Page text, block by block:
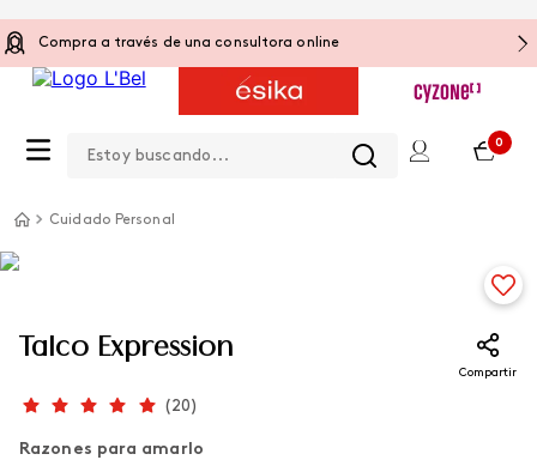
Compra a través de una consultora online
0
Cuidado Personal
Talco Expression
Compartir
(20)
Razones para amarlo